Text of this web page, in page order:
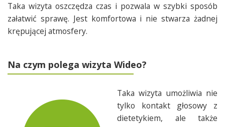
Taka wizyta oszczędza czas i pozwala w szybki sposób
załatwić sprawę. Jest komfortowa i nie stwarza żadnej
krępującej atmosfery.
Na czym polega wizyta Wideo?
Taka wizyta umożliwia nie
tylko kontakt głosowy z
dietetykiem, ale także